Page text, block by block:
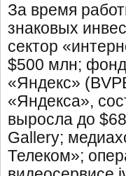
За время
знаковых
сектор
$500 млн;
«Яндекс»
«Яндекса»,
выросла до
Gallery;
Телеком»;